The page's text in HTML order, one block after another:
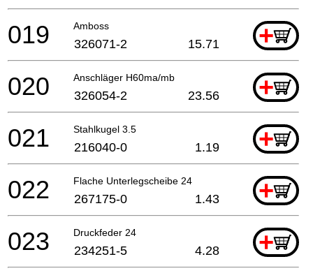
Amboss +
019 326071-2 15.71
Anschläger H60ma/mb +
020 326054-2 23.56
Stahlkugel 3.5 +
021 216040-0 1.19
Flache Unterlegscheibe 24 +
022 267175-0 1.43
Druckfeder 24 +
023 234251-5 4.28